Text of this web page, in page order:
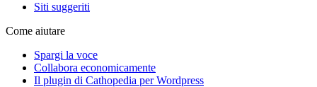
Siti suggeriti
Come aiutare
Spargi la voce
Collabora economicamente
Il plugin di Cathopedia per Wordpress